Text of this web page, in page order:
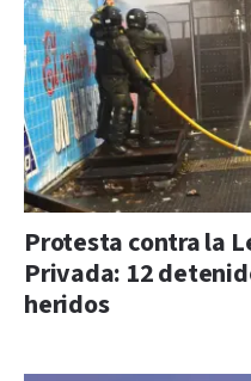
Protesta contra la
Privada: 12
heridos